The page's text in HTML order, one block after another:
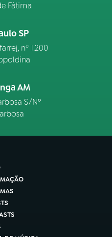
Fátima
SP
nº 1.200
AM
S/Nº